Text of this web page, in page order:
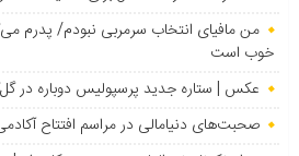
من مافیای انتخاب سرمربی نبودم/ پدرم
خوب است
عکس | ستاره جدید پرسپولیس دوباره در
صحبت‌های دنیامالی در مراسم افتتاح